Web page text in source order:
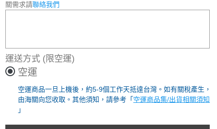
關需求請聯絡我們
運送方式 (限空運)
空運
空運商品一旦上機後，約5-9個工作天抵達台灣。如有關稅產生，
由海關向您收取。其他須知，請參考「 空運商品集/出貨相關須知
」